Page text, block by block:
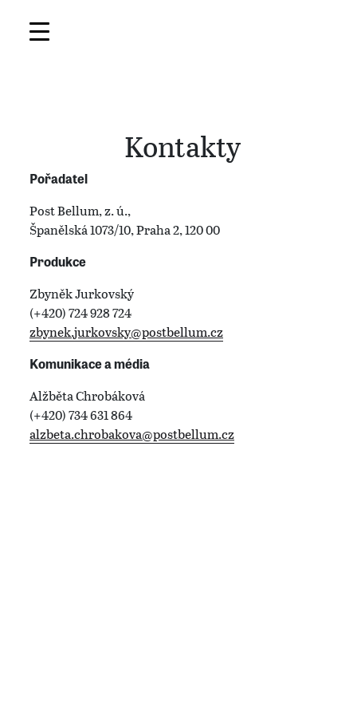
Kontakty
Pořadatel
Post Bellum, z. ú.,
Španělská 1073/10, Praha 2, 120 00
Produkce
Zbyněk Jurkovský
(+420) 724 928 724
zbynek.jurkovsky@postbellum.cz
Komunikace a média
Alžběta Chrobáková
(+420) 734 631 864
alzbeta.chrobakova@postbellum.cz